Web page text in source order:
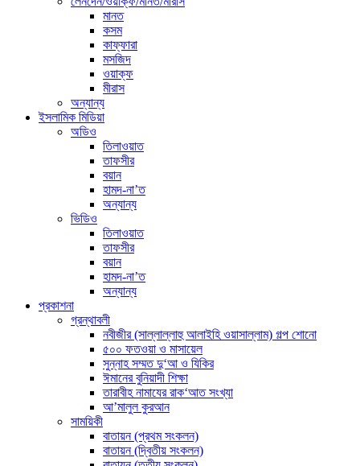
মানত
কসম
কাফ্ফারা
মসজিদ
ওয়াক্ফ
মীরাস
অন্যান্য
ইসলামিক মিডিয়া
অডিও
তিলাওয়াত
তাফসীর
বয়ান
হামদ-না’ত
অন্যান্য
ভিডিও
তিলাওয়াত
তাফসীর
বয়ান
হামদ-না’ত
অন্যান্য
প্রকাশনা
গ্রন্থাবলী
নবীজীর (সাল্লাল্লাহু আলাইহি ওয়াসাল্লাম) গল্প শোনো
৫০০ ফতওয়া ও মাসায়েল
সুন্নাহ সম্মত দু‘আ ও যিকির
ঈমানের বুনিয়াদী শিক্ষা
তারাবীহ নামাযের রাক‘আত সংখ্যা
আ’মালুল কুরআন
সাময়িকী
বাতায়ন (প্রথম সংকলন)
বাতায়ন (দ্বিতীয় সংকলন)